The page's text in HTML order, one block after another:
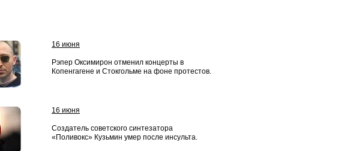
16 июня
Рэпер Оксимирон отменил концерты в
Копенгагене и Стокгольме на фоне протестов.
16 июня
Создатель советского синтезатора
«Поливокс» Кузьмин умер после инсульта.